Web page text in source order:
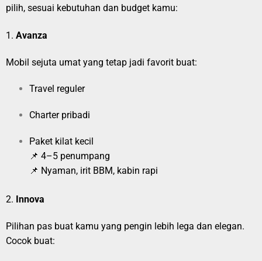
pilih, sesuai kebutuhan dan budget kamu:
1. Avanza
Mobil sejuta umat yang tetap jadi favorit buat:
Travel reguler
Charter pribadi
Paket kilat kecil
📌 4–5 penumpang
📌 Nyaman, irit BBM, kabin rapi
2. Innova
Pilihan pas buat kamu yang pengin lebih lega dan elegan.
Cocok buat: